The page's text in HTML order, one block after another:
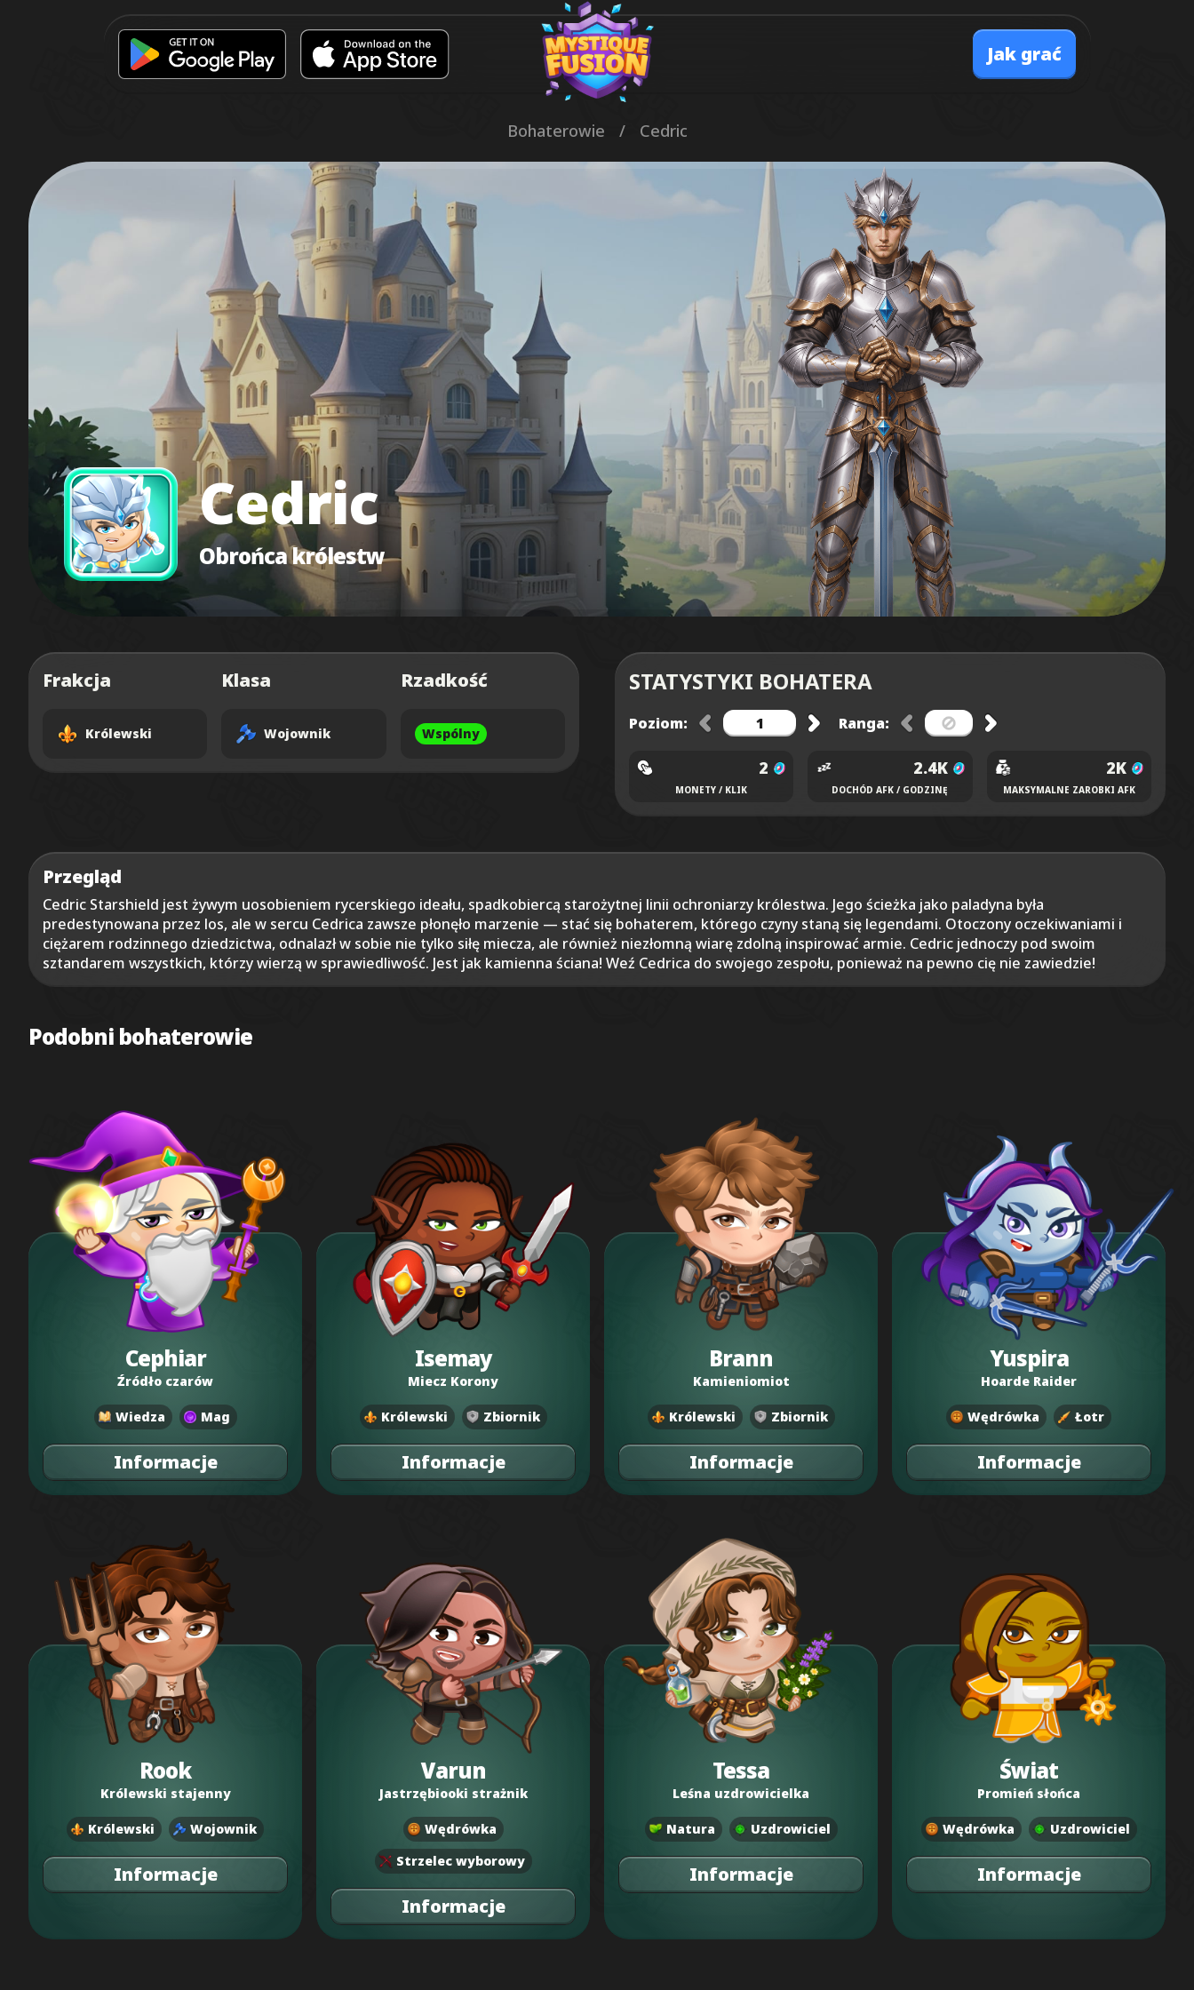
Jak grać
Bohaterowie / Cedric
Cedric
Obrońca królestw
Frakcja
Królewski
Klasa
Wojownik
Rzadkość
Wspólny
STATYSTYKI BOHATERA
Poziom: Ranga:
2
MONETY / KLIK
2.4K
DOCHÓD AFK / GODZINĘ
2K
MAKSYMALNE ZAROBKI AFK
Przegląd
Cedric Starshield jest żywym uosobieniem rycerskiego ideału, spadkobiercą starożytnej linii ochroniarzy królestwa. Jego ścieżka jako paladyna była
predestynowana przez los, ale w sercu Cedrica zawsze płonęło marzenie — stać się bohaterem, którego czyny staną się legendami. Otoczony oczekiwaniami i
ciężarem rodzinnego dziedzictwa, odnalazł w sobie nie tylko siłę miecza, ale również niezłomną wiarę zdolną inspirować armie. Cedric jednoczy pod swoim
sztandarem wszystkich, którzy wierzą w sprawiedliwość. Jest jak kamienna ściana! Weź Cedrica do swojego zespołu, ponieważ na pewno cię nie zawiedzie!
Podobni bohaterowie
Cephiar
Źródło czarów
Wiedza Mag
Informacje
Isemay
Miecz Korony
Królewski Zbiornik
Informacje
Brann
Kamieniomiot
Królewski Zbiornik
Informacje
Yuspira
Hoarde Raider
Wędrówka Łotr
Informacje
Rook
Królewski stajenny
Królewski Wojownik
Informacje
Varun
Jastrzębiooki strażnik
Wędrówka
Strzelec wyborowy
Informacje
Tessa
Leśna uzdrowicielka
Natura Uzdrowiciel
Informacje
Świat
Promień słońca
Wędrówka Uzdrowiciel
Informacje